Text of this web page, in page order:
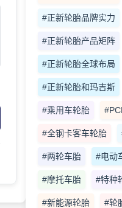
#正新轮胎品牌实力
#正新轮胎产品矩阵
#正新轮胎全球布局
#正新轮胎和玛吉斯
#乘用车轮胎
#全钢卡客车轮胎
#两轮车胎 #电动
#摩托车胎 #特种
#新能源轮胎 #轮